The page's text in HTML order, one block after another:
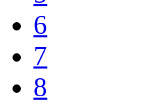
6
7
8